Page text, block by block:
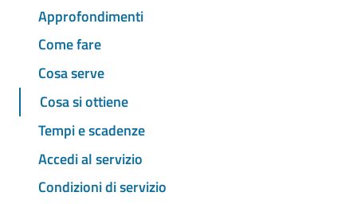
Approfondimenti
Come fare
Cosa serve
Cosa si ottiene
Tempi e scadenze
Accedi al servizio
Condizioni di servizio